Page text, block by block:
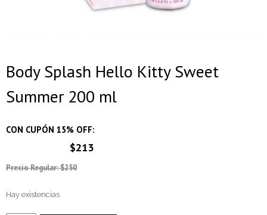
Body Splash Hello Kitty Sweet
Summer 200 ml
CON CUPÓN 15% OFF:
$213
Precio Regular: $250
Hay existencias